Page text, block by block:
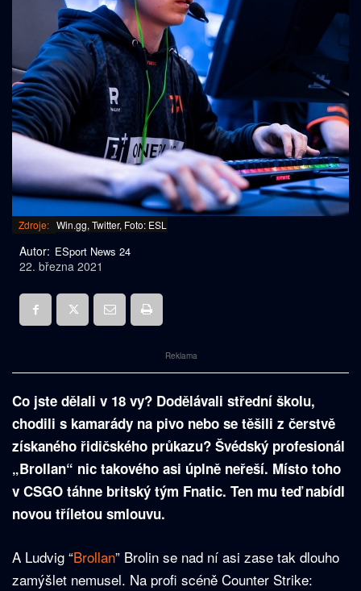
Zdroje: Win.gg, Twitter, Foto: ESL
Autor: ESport News 24
22. března 2021
Reklama
Co jste dělali v 18 vy? Dodělávali střední školu,
chodili s kamarády na pivo nebo se těšili z čerstvě
získaného řidičského průkazu? Švédský profesionál
„Brollan“ nic takového asi úplně neřeší. Místo toho
v CSGO táhne britský tým Fnatic. Ten mu teď nabídl
novou tříletou smlouvu.
A Ludvig “⁠Brollan⁠” Brolin se nad ní asi zase tak dlouho
zamýšlet nemusel. Na profi scéně Counter Strike: